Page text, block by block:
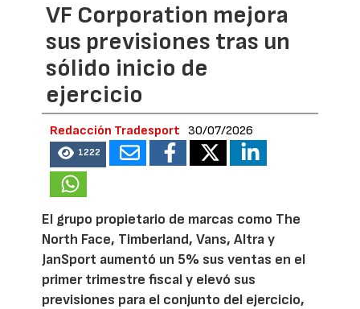
VF Corporation mejora
sus previsiones tras un
sólido inicio de
ejercicio
Redacción Tradesport 30/07/2026
1222
El grupo propietario de marcas como The
North Face, Timberland, Vans, Altra y
JanSport aumentó un 5% sus ventas en el
primer trimestre fiscal y elevó sus
previsiones para el conjunto del ejercicio,